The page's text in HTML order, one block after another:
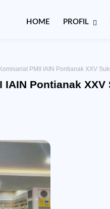
HOME PROFIL
PMII IAIN Pontianak XXV
IAIN Pontianak